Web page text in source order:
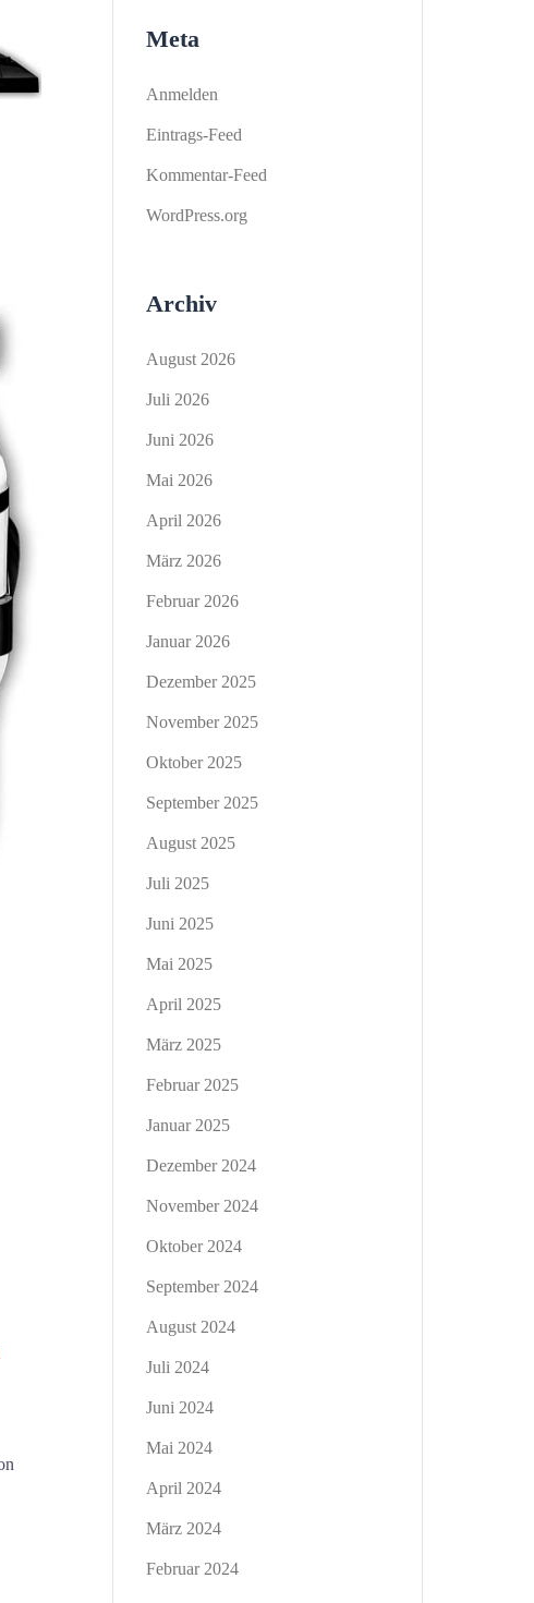
Meta
Anmelden
Eintrags-Feed
Kommentar-Feed
WordPress.org
Archiv
August 2026
Juli 2026
Juni 2026
Mai 2026
April 2026
März 2026
Februar 2026
Januar 2026
Dezember 2025
November 2025
Oktober 2025
September 2025
August 2025
Juli 2025
Juni 2025
Mai 2025
April 2025
März 2025
Februar 2025
Januar 2025
Dezember 2024
November 2024
Oktober 2024
September 2024
August 2024
Juli 2024
Juni 2024
Mai 2024
April 2024
März 2024
Februar 2024